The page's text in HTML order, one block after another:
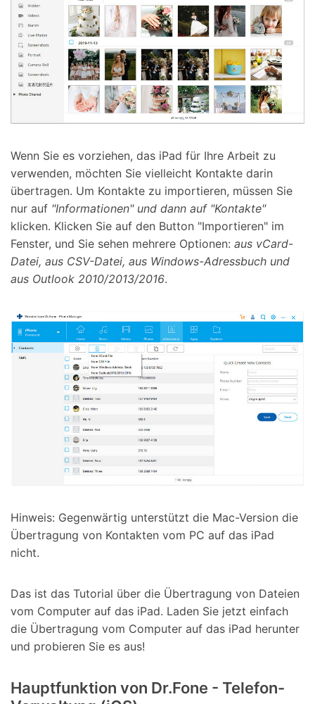
Wenn Sie es vorziehen, das iPad für Ihre Arbeit zu
verwenden, möchten Sie vielleicht Kontakte darin
übertragen. Um Kontakte zu importieren, müssen Sie
nur auf "Informationen" und dann auf "Kontakte"
klicken. Klicken Sie auf den Button "Importieren" im
Fenster, und Sie sehen mehrere Optionen: aus vCard-
Datei, aus CSV-Datei, aus Windows-Adressbuch und
aus Outlook 2010/2013/2016.
Hinweis: Gegenwärtig unterstützt die Mac-Version die
Übertragung von Kontakten vom PC auf das iPad
nicht.
Das ist das Tutorial über die Übertragung von Dateien
vom Computer auf das iPad. Laden Sie jetzt einfach
die Übertragung vom Computer auf das iPad herunter
und probieren Sie es aus!
Hauptfunktion von Dr.Fone - Telefon-